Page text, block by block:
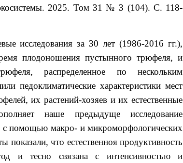
2025. Том 31 № 3 (104). С. 118-
исследования за 30 лет (1986-2016 гг.),
плодоношения пустынного трюфеля, и
распределенное по нескольким
педоклиматические характеристики мест
их растений-хозяев и их естественные
наше предыдуще исследование
с помощью макро- и микроморфологических
показали, что естественноя продуктивность
и тесно связана с интенсивностью и